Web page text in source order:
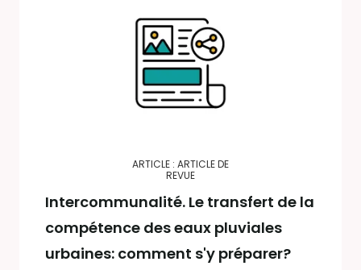
ARTICLE : ARTICLE DE
REVUE
Intercommunalité. Le transfert de la
compétence des eaux pluviales
urbaines: comment s'y préparer?